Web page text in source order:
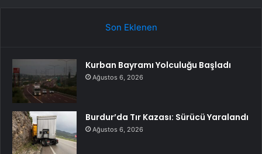
Son Eklenen
Kurban Bayramı Yolculuğu Başladı
Ağustos 6, 2026
Burdur’da Tır Kazası: Sürücü Yaralandı
Ağustos 6, 2026